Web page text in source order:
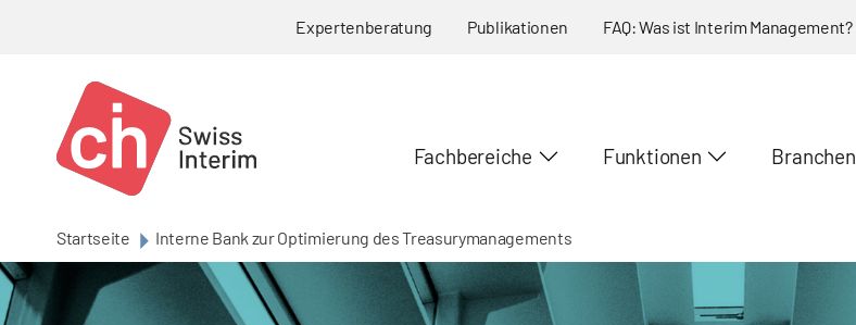
Expertenberatung Publikationen FAQ: Was ist Interim Management?
Fachbereiche Funktionen Branchen
Startseite Interne Bank zur Optimierung des Treasurymanagements